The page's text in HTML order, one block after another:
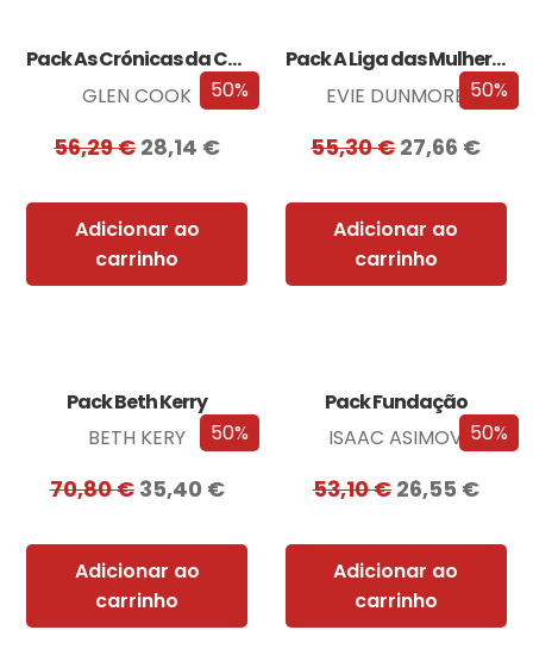
50%
Pack As Crónicas da Companhia Negra
GLEN COOK
56,29€28,14 €
Adicionar ao
carrinho
50%
Pack A Liga das Mulheres Extraordinárias
EVIE DUNMORE
55,30€27,66 €
Adicionar ao
carrinho
50%
Pack Beth Kerry
BETH KERY
70,80€ 35,40 €
Adicionar ao
carrinho
50%
Pack Fundação
ISAAC ASIMOV
53,10€ 26,55 €
Adicionar ao
carrinho